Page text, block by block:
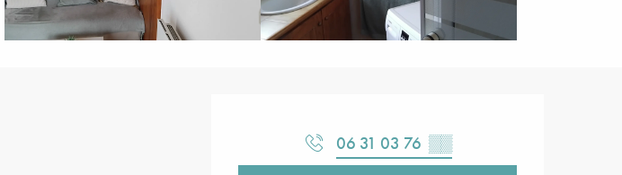
06 31 03 76 ▒▒